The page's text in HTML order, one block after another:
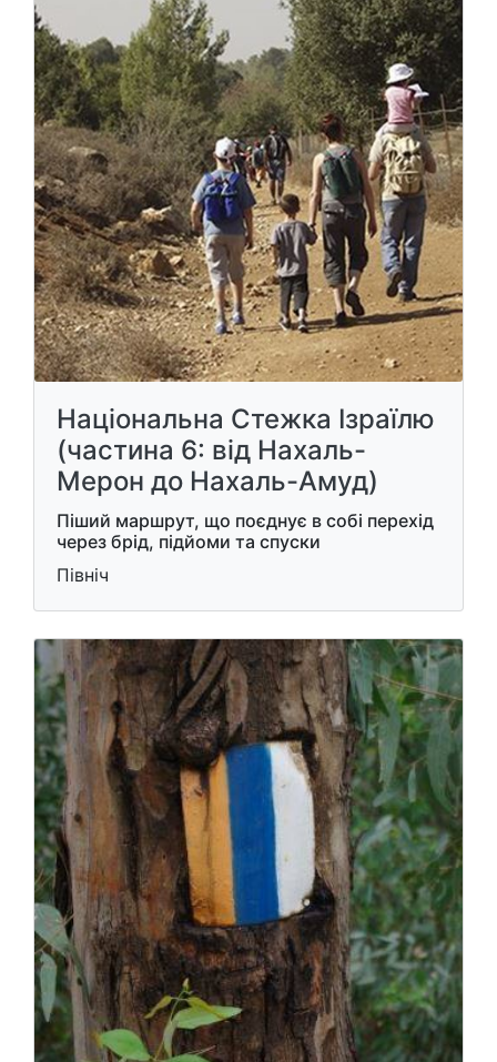
Національна Стежка Ізраїлю
(частина 6: від Нахаль-
Мерон до Нахаль-Амуд)
Піший маршрут, що поєднує в собі перехід
через брід, підйоми та спуски
Північ